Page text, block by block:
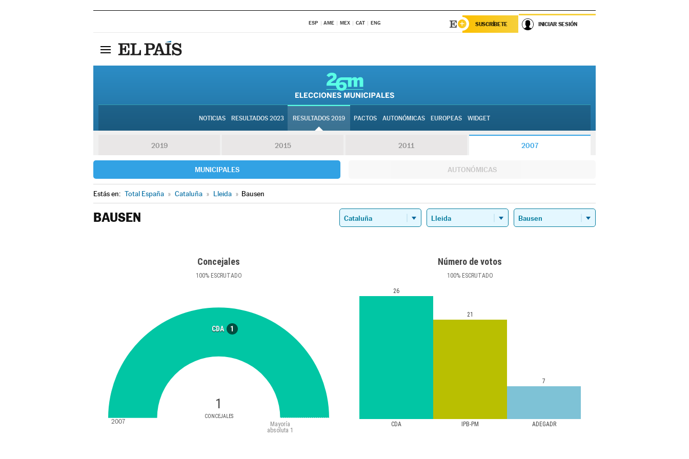
ESP AME MEX CAT ENG SUSCRÍBETE INICIAR SESIÓN
NOTICIAS RESULTADOS 2023 RESULTADOS 2019 PACTOS AUTONÓMICAS EUROPEAS WIDGET
2019 2015 2011 2007
MUNICIPALES AUTONÓMICAS
Estás en: Total España » Cataluña » Lleida » Bausen
BAUSEN
Concejales
100%ESCRUTADO
CDA 1
1
CONCEJALES
Mayoría
absoluta 1
2007
Número de votos
100%ESCRUTADO
CDA IPB-PM ADEGADR
26
21
7